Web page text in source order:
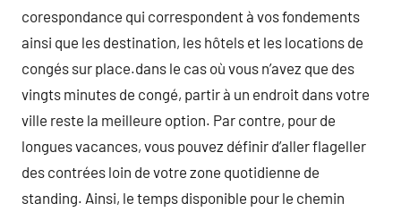
corespondance qui correspondent à vos fondements
ainsi que les destination, les hôtels et les locations de
congés sur place.dans le cas où vous n’avez que des
vingts minutes de congé, partir à un endroit dans votre
ville reste la meilleure option. Par contre, pour de
longues vacances, vous pouvez définir d’aller flageller
des contrées loin de votre zone quotidienne de
standing. Ainsi, le temps disponible pour le chemin